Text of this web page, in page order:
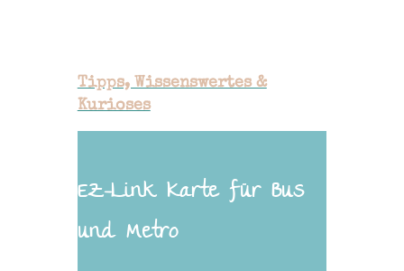
Tipps, Wissenswertes &
Kurioses
EZ-Link Karte für Bus
und Metro